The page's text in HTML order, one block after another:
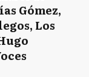
Gómez,
Los